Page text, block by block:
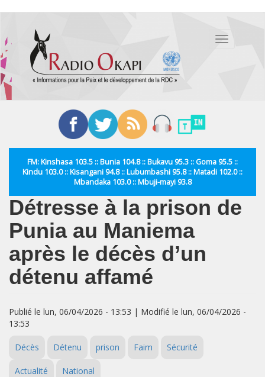
contenu
principal
Toggle
FM: Kinshasa 103.5 :: Bunia 104.8 :: Bukavu 95.3 :: Goma 95.5 ::
Kindu 103.0 :: Kisangani 94.8 :: Lubumbashi 95.8 :: Matadi 102.0 ::
Mbandaka 103.0 :: Mbuji-mayi 93.8
Détresse à la prison de
Punia au Maniema
après le décès d’un
détenu affamé
Publié le lun, 06/04/2026 - 13:53 | Modifié le lun, 06/04/2026 -
13:53
Décès Détenu prison Faim Sécurité
Actualité National